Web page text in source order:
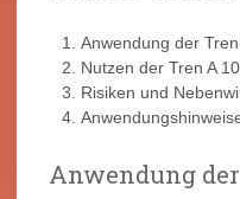
Anwendung der
Nutzen der Tren A
Risiken und
Anwendung